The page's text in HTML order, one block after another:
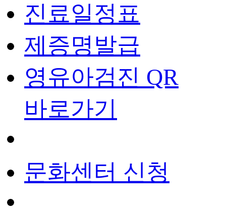
진료일정표
제증명발급
영유아검진 QR
바로가기
문화센터 신청